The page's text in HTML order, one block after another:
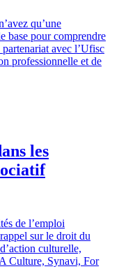
qu’une
base pour comprendre
avec l’Ufisc
professionnelle et de
les
de l’emploi
sur le droit du
culturelle,
Culture, Synavi, For